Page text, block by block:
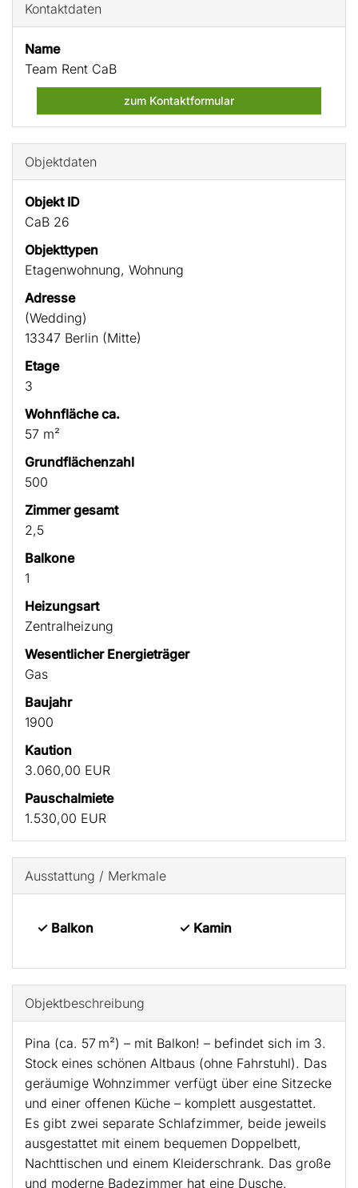
Kontaktdaten
Name
Team Rent CaB
zum Kontaktformular
Objektdaten
Objekt ID
CaB 26
Objekttypen
Etagenwohnung, Wohnung
Adresse
(Wedding)
13347 Berlin (Mitte)
Etage
3
Wohnfläche ca.
57 m²
Grundflächenzahl
500
Zimmer gesamt
2,5
Balkone
1
Heizungsart
Zentralheizung
Wesentlicher Energieträger
Gas
Baujahr
1900
Kaution
3.060,00 EUR
Pauschalmiete
1.530,00 EUR
Ausstattung / Merkmale
✓ Balkon ✓ Kamin
Objekt­beschreibung
Pina (ca. 57 m²) – mit Balkon! – befindet sich im 3.
Stock eines schönen Altbaus (ohne Fahrstuhl). Das
geräumige Wohnzimmer verfügt über eine Sitzecke
und einer offenen Küche – komplett ausgestattet.
Es gibt zwei separate Schlafzimmer, beide jeweils
ausgestattet mit einem bequemen Doppelbett,
Nachttischen und einem Kleiderschrank. Das große
und moderne Badezimmer hat eine Dusche.